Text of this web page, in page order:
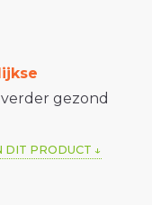
gezond
DIT PRODUCT